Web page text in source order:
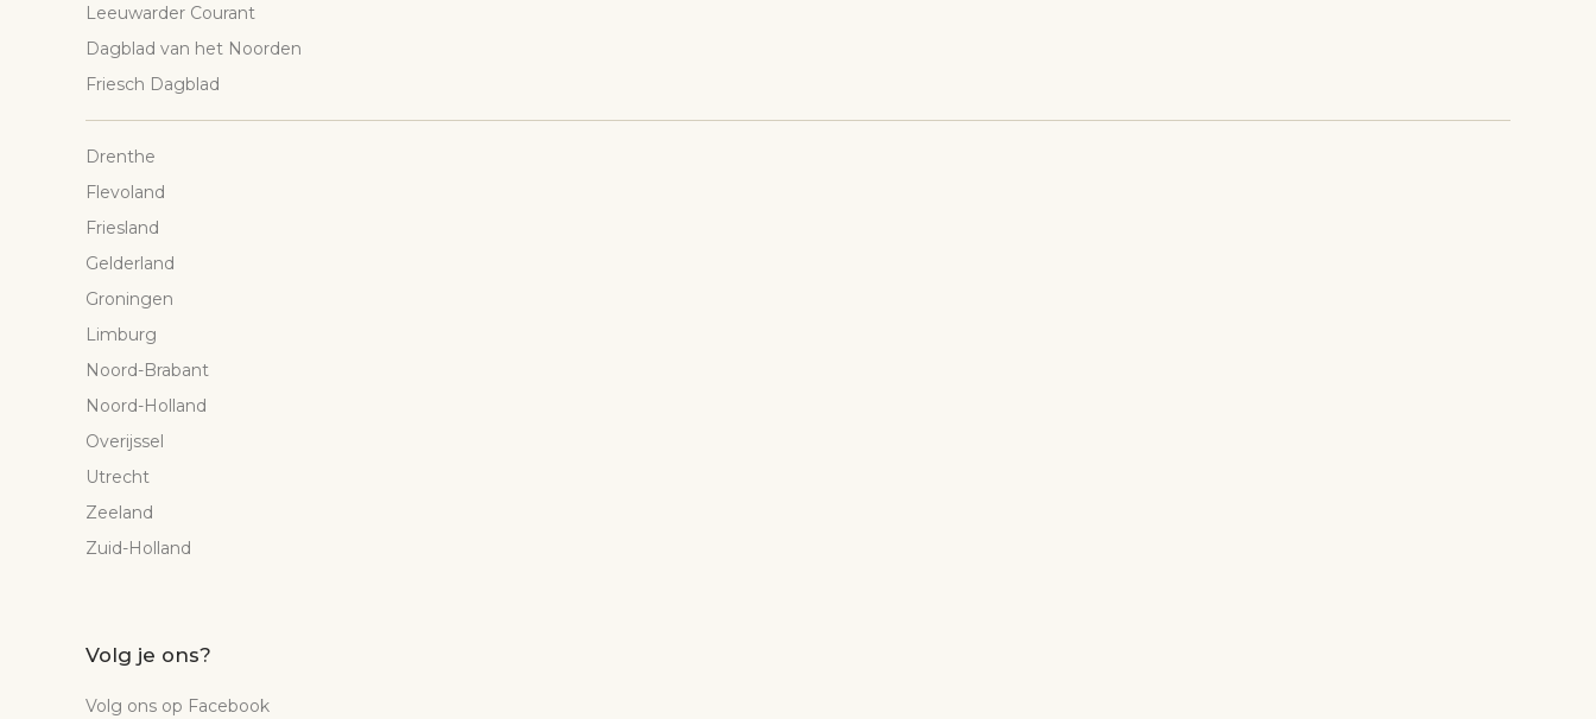
Leeuwarder Courant
Dagblad van het Noorden
Friesch Dagblad
Drenthe
Flevoland
Friesland
Gelderland
Groningen
Limburg
Noord-Brabant
Noord-Holland
Overijssel
Utrecht
Zeeland
Zuid-Holland
Volg je ons?
Volg ons op Facebook